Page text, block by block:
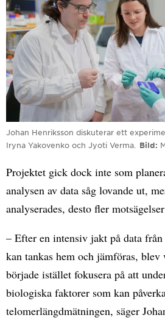
Johan Henriksson diskuterar ett
Iryna Yakovenko och Jyoti Verma.
Bild
Projektet gick dock inte som
analysen av data såg lovande ut,
analyserades, desto fler
– Efter en intensiv jakt på data
kan tankas hem och jämföras,
började istället fokusera på att
biologiska faktorer som kan
telomerlängdmätningen, säger